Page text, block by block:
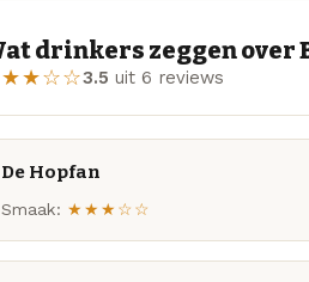
drinkers zeggen over
3.5 uit 6 reviews
De Hopfan
Smaak: ★★★☆☆